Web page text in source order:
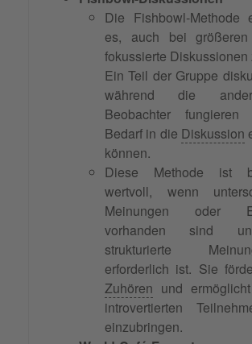
Die Fishbowl-Methode
es, auch bei größeren
fokussierte Diskussionen
Ein Teil der Gruppe
während die
Beobachter
Bedarf in die Diskussion
können.
Diese Methode ist
wertvoll, wenn
Meinungen oder
vorhanden sind
strukturierte
erforderlich ist. Sie
Zuhören und
introvertierten
einzubringen.